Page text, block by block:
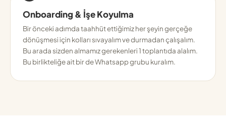
Onboarding & İşe Koyulma
Bir önceki adımda taahhüt ettiğimiz her şeyin gerçeğe
dönüşmesi için kolları sıvayalım ve durmadan çalışalım.
Bu arada sizden almamız gerekenleri 1 toplantıda alalım.
Bu birlikteliğe ait bir de Whatsapp grubu kuralım.